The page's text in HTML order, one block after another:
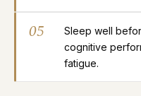
05
Sleep well
cognitive
fatigue.